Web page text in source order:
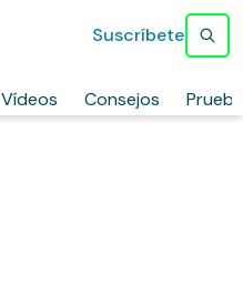
Vídeos Consejos
Suscríbete